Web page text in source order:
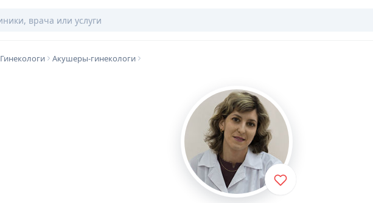
Гинекологи Акушеры-гинекологи